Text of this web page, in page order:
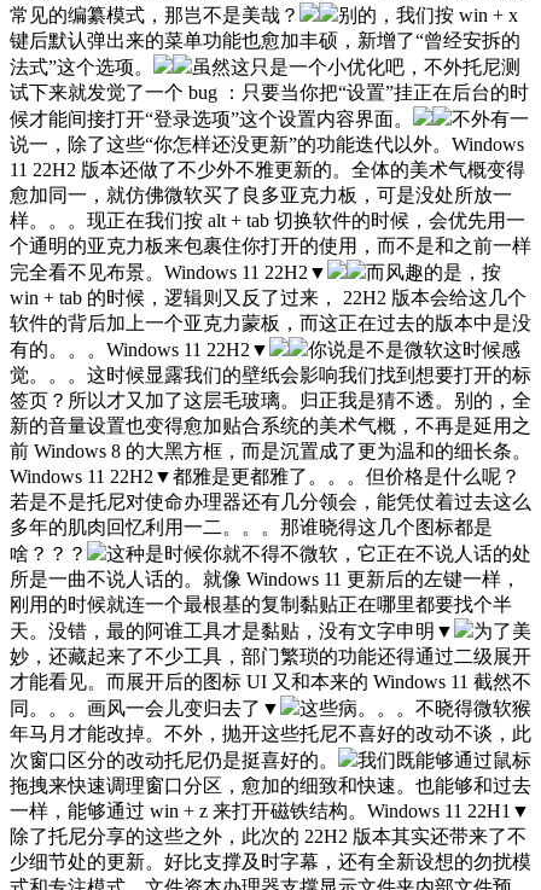
常见的编纂模式，那岂不是美哉？
别的，我们按 win + x
键后默认弹出来的菜单功能也愈加丰硕，新增了“曾经安拆的
法式”这个选项。
虽然这只是一个小优化吧，不外托尼测
试下来就发觉了一个 bug ：只要当你把“设置”挂正在后台的时
候才能间接打开“登录选项”这个设置内容界面。
不外有一
说一，除了这些“你怎样还没更新”的功能迭代以外。Windows
11 22H2 版本还做了不少外不雅更新的。全体的美术气概变得
愈加同一，就仿佛微软买了良多亚克力板，可是没处所放一
样。。。现正在我们按 alt + tab 切换软件的时候，会优先用一
个通明的亚克力板来包裹住你打开的使用，而不是和之前一样
完全看不见布景。Windows 11 22H2▼
而风趣的是，按
win + tab 的时候，逻辑则又反了过来， 22H2 版本会给这几个
软件的背后加上一个亚克力蒙板，而这正在过去的版本中是没
有的。。。Windows 11 22H2▼
你说是不是微软这时候感
觉。。。这时候显露我们的壁纸会影响我们找到想要打开的标
签页？所以才又加了这层毛玻璃。归正我是猜不透。别的，全
新的音量设置也变得愈加贴合系统的美术气概，不再是延用之
前 Windows 8 的大黑方框，而是沉置成了更为温和的细长条。
Windows 11 22H2▼都雅是更都雅了。。。但价格是什么呢？
若是不是托尼对使命办理器还有几分领会，能凭仗着过去这么
多年的肌肉回忆利用一二。。。那谁晓得这几个图标都是
啥？？？
这种是时候你就不得不微软，它正在不说人话的处
所是一曲不说人话的。就像 Windows 11 更新后的左键一样，
刚用的时候就连一个最根基的复制黏贴正在哪里都要找个半
天。没错，最的阿谁工具才是黏贴，没有文字申明▼
为了美
妙，还藏起来了不少工具，部门繁琐的功能还得通过二级展开
才能看见。而展开后的图标 UI 又和本来的 Windows 11 截然不
同。。。画风一会儿变归去了▼
这些病。。。不晓得微软猴
年马月才能改掉。不外，抛开这些托尼不喜好的改动不谈，此
次窗口区分的改动托尼仍是挺喜好的。
我们既能够通过鼠标
拖拽来快速调理窗口分区，愈加的细致和快速。也能够和过去
一样，能够通过 win + z 来打开磁铁结构。Windows 11 22H1▼
除了托尼分享的这些之外，此次的 22H2 版本其实还带来了不
少细节处的更新。好比支撑及时字幕，还有全新设想的勿扰模